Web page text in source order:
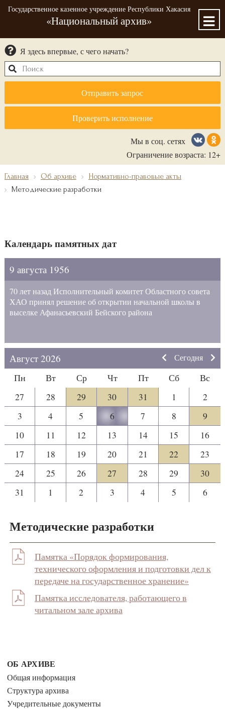
Государственное казенное учреждение Республики Хакасия
«Национальный архив»
Я здесь впервые, с чего начать?
Отправить запрос
Проверить исполнение
Мы в соц. сетях
Ограничение возраста: 12+
Главная Об архиве
Нормативно-правовые акты
Методические разработки
Календарь памятных дат
9 августа 1956
70 лет назад Исполнительный комитет Областного совета
ХАО принял решение об открытии начальной школы в
выселке Афанасьевский Бейского района
Август 2026 Сегодня
Пн Вт Ср Чт Пт Сб
Вс
27
28 29 30 31 1
2
3
4 5 6 7 8
9
10
11 12 13 14 15
16
17
18 19 20 21 22
23
24
25 26 27 28 29
30
31
1 2 3 4 5 6
Методические разработки
Памятка «Порядок формирования,
технического оформления и подготовки дел к
передаче на государственное хранение»
Памятка исследователя, работающего в
читальном зале архива
ОБ АРХИВЕ
Общая информация
Структура архива
Учредительные документы